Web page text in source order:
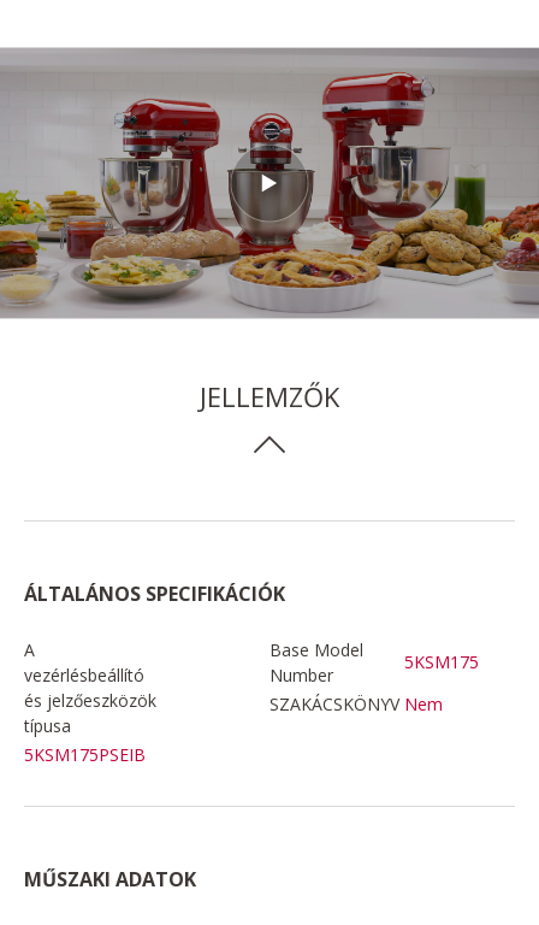
JELLEMZŐK
ÁLTALÁNOS SPECIFIKÁCIÓK
A
vezérlésbeállító
és jelzőeszközök
típusa
5KSM175PSEIB
Base Model
Number
5KSM175
SZAKÁCSKÖNYV Nem
MŰSZAKI ADATOK